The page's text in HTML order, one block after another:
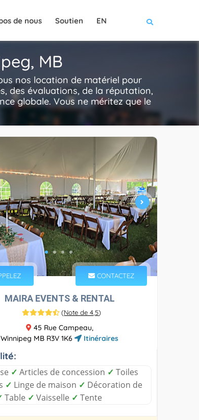
de nous Soutien EN
MB
nos location de matériel pour
des évaluations, de la réputation,
globale. Vous ne méritez que le
CONTACTEZ
MAIRA EVENTS & RENTAL
(Note de 4,5)
45 Rue Campeau,
Winnipeg MB R3V 1K6
Itinéraires
✓ Articles de concession ✓ Toiles
✓ Linge de maison ✓ Décoration de
Table ✓ Vaisselle ✓ Tente